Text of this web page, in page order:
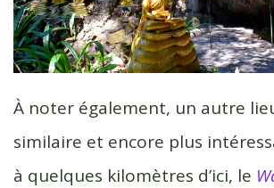
À noter également, un autre
similaire et encore plus
à quelques kilomètres d’ici, le